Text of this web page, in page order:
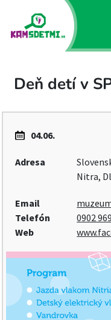
Deň detí v
04.06.
Adresa
Nitra,
Email
Telefón
0902
Web